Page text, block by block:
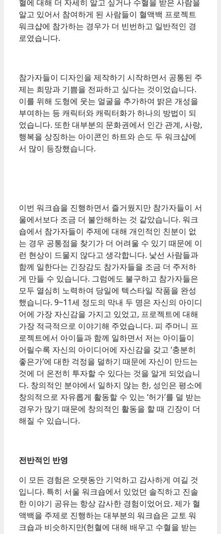
혈에 대해 더 자세히 알고 싶거나 수혈을 받은 사람을
알고 있어서 참여하게 된 사람들이 혈액백 프로젝트
워크샵에 참가하는 경우가 더 빈번하고 일반적인 경
로였습니다.
참가자들이 디자인을 제작하기 시작하면서 공통된 주
제는 희망과 기쁨을 전파하고 싶다는 것이었습니다.
이를 위해 도형에 웃는 얼굴을 추가하여 밝은 개성을
부여하는 등 캐릭터와 캐릭터화가 하나의 방법이 되
었습니다. 또한 대부분의 문화권에서 인간 관계, 사랑,
행복을 상징하는 아이콘인 하트와 손도 두 워크샵에
서 많이 등장했습니다.
이번 워크숍을 진행하면서 즐거웠지만 참가자들이 서
울에서보다 조금 더 불안해하는 것 같았습니다. 워크
숍에서 참가자들이 주제에 대해 개인적인 친분이 없
는 경우 공통점을 찾기가 더 어려울 수 있기 때문에 이
런 현상이 드물지 않다고 생각합니다. 낯선 사람들과
함께 일한다는 긴장감도 참가자들을 조금 더 주저하
게 만들 수 있습니다. 그럼에도 불구하고 참가자들은
모두 열심히 노력하여 당일에 텍스타일 작품을 완성
했습니다. 9~11세 정도의 막내 두 명은 자신의 아이디
어에 가장 자신감을 가지고 있었고, 프로젝트에 대해
가장 적극적으로 이야기해 주었습니다. 피 주머니 프
로젝트에서 아이들과 함께 일하면서 저는 아이들이
어릴수록 자신의 아이디어에 자신감을 갖고 ‘충분히
좋은가’에 대한 걱정을 덜하기 때문에 자신이 만드는
것에 더 온전히 투자할 수 있다는 것을 알게 되었습니
다. 창의적인 분야에서 일하지 않는 한, 성인은 평소에
창의적으로 자유롭게 활동할 수 있는 ‘허가’를 덜 받는
경우가 많기 때문에 창의적인 활동을 할 때 긴장이 더
해질 수 있습니다.
전반적인 반영
이 모든 경험은 오랫동안 기억하고 감사하게 여길 것
입니다. 특히 서울 워크숍에서 있었던 솔직하고 진솔
한 이야기 공유는 항상 감사한 경험이었어요. 제가 혈
액백을 주제로 진행하는 대부분의 워크숍은 교토 워
크숍과 비슷하지만(헌혈에 대해 배우고 수혈을 받는